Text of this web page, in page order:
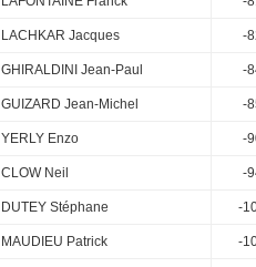
LACHKAR Jacques -
GHIRALDINI Jean-Paul -
GUIZARD Jean-Michel -
YERLY Enzo -
CLOW Neil -
DUTEY Stéphane -
MAUDIEU Patrick -